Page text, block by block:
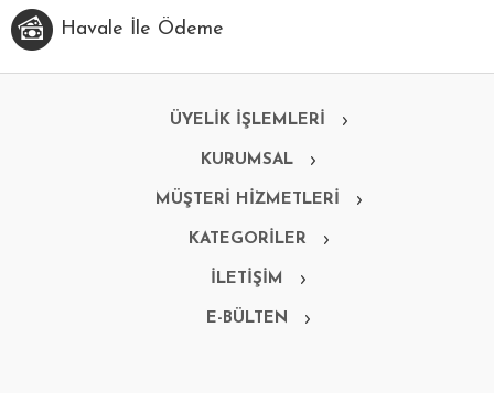
Havale İle Ödeme
ÜYELİK İŞLEMLERİ
KURUMSAL
MÜŞTERİ HİZMETLERİ
KATEGORİLER
İLETİŞİM
E-BÜLTEN